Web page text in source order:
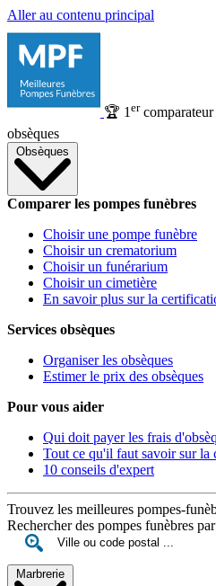
Aller au contenu principal
🏆 1 ercomparateur
obsèques
Obsèques
Comparer les pompes funèbres
Choisir une pompe funèbre
Choisir un crematorium
Choisir un funérarium
Choisir un cimetière
En savoir plus sur la
Services obsèques
Organiser les obsèques
Estimer le prix des obsèques
Pour vous aider
Qui doit payer les frais
Tout ce qu'il faut savoir sur la
10 conseils d'expert
Trouvez les meilleures pompes-
Rechercher des pompes funèbres
Marbrerie